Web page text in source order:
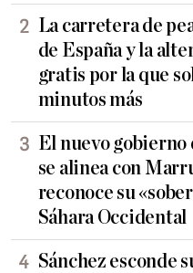
La carretera de
de España y la
gratis por la que
minutos más
El nuevo gobierno
se alinea con
reconoce su
Sáhara Occidental
Sánchez esconde